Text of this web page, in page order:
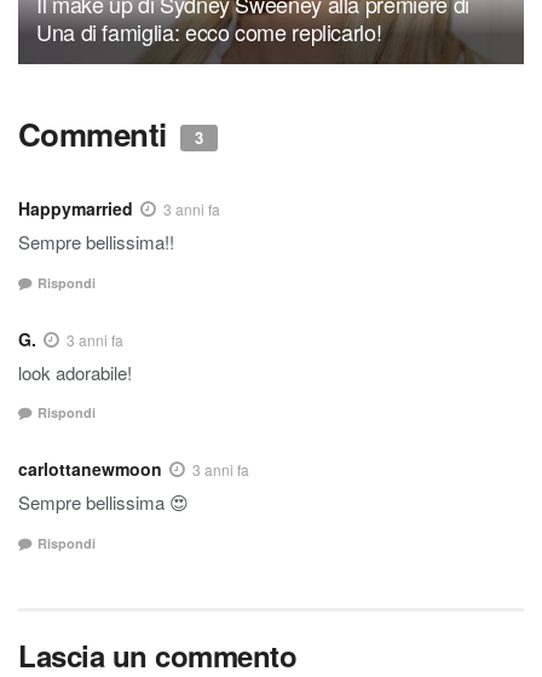
Una di famiglia: ecco come replicarlo!
Commenti 3
Happymarried 3 anni fa
Sempre bellissima!!
Rispondi
G. 3 anni fa
look adorabile!
Rispondi
carlottanewmoon 3 anni fa
Sempre bellissima 😍
Rispondi
Lascia un commento